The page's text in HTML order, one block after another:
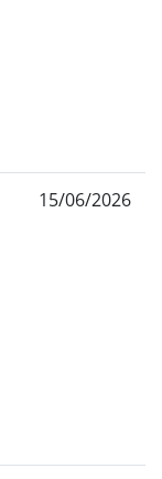
15/06/2026